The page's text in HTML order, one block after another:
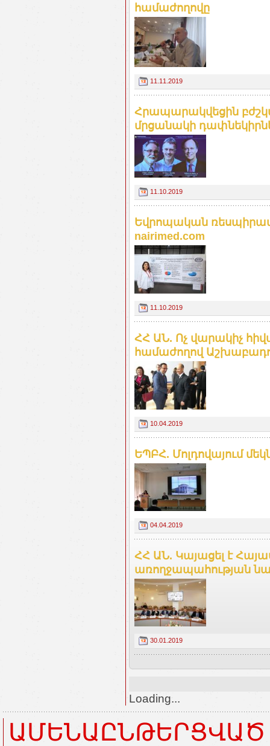
համաժողովը
11.11.2019
Հրապարակվեցին
մրցանակի
11.10.2019
Եվրոպական
nairimed.com
11.10.2019
ՀՀ ԱՆ. Ոչ վարակիչ
համաժողով
10.04.2019
ԵՊԲՀ. Մոլդովայում
04.04.2019
ՀՀ ԱՆ. Կայացել է
առողջապահության
30.01.2019
Loading...